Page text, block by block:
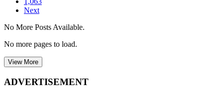
Next
No More Posts Available.
No more pages to load.
View More
ADVERTISEMENT